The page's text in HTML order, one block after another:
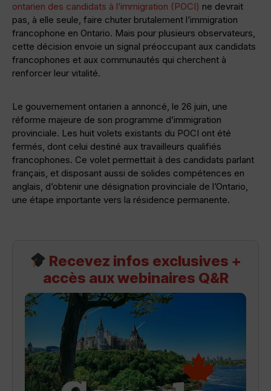
ontarien des candidats à l’immigration (POCI) ne devrait
pas, à elle seule, faire chuter brutalement l’immigration
francophone en Ontario. Mais pour plusieurs observateurs,
cette décision envoie un signal préoccupant aux candidats
francophones et aux communautés qui cherchent à
renforcer leur vitalité.
Le gouvernement ontarien a annoncé, le 26 juin, une
réforme majeure de son programme d’immigration
provinciale. Les huit volets existants du POCI ont été
fermés, dont celui destiné aux travailleurs qualifiés
francophones. Ce volet permettait à des candidats parlant
français, et disposant aussi de solides compétences en
anglais, d’obtenir une désignation provinciale de l’Ontario,
une étape importante vers la résidence permanente.
Recevez infos exclusives +
accès aux webinaires Q&R